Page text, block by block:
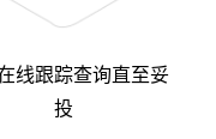
线跟踪查询直至妥
投